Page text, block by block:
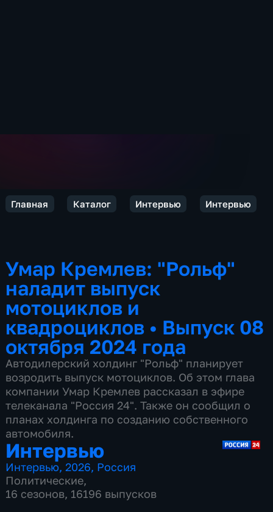
Главная Каталог Интервью Интервью
Умар Кремлев: "Рольф"
наладит выпуск
мотоциклов и
квадроциклов • Выпуск 08
октября 2024 года
Автодилерский холдинг "Рольф" планирует
возродить выпуск мотоциклов. Об этом глава
компании Умар Кремлев рассказал в эфире
телеканала "Россия 24". Также он сообщил о
планах холдинга по созданию собственного
автомобиля.
Интервью
Интервью,2026, Россия
Политические,
16 сезонов, 16196 выпусков